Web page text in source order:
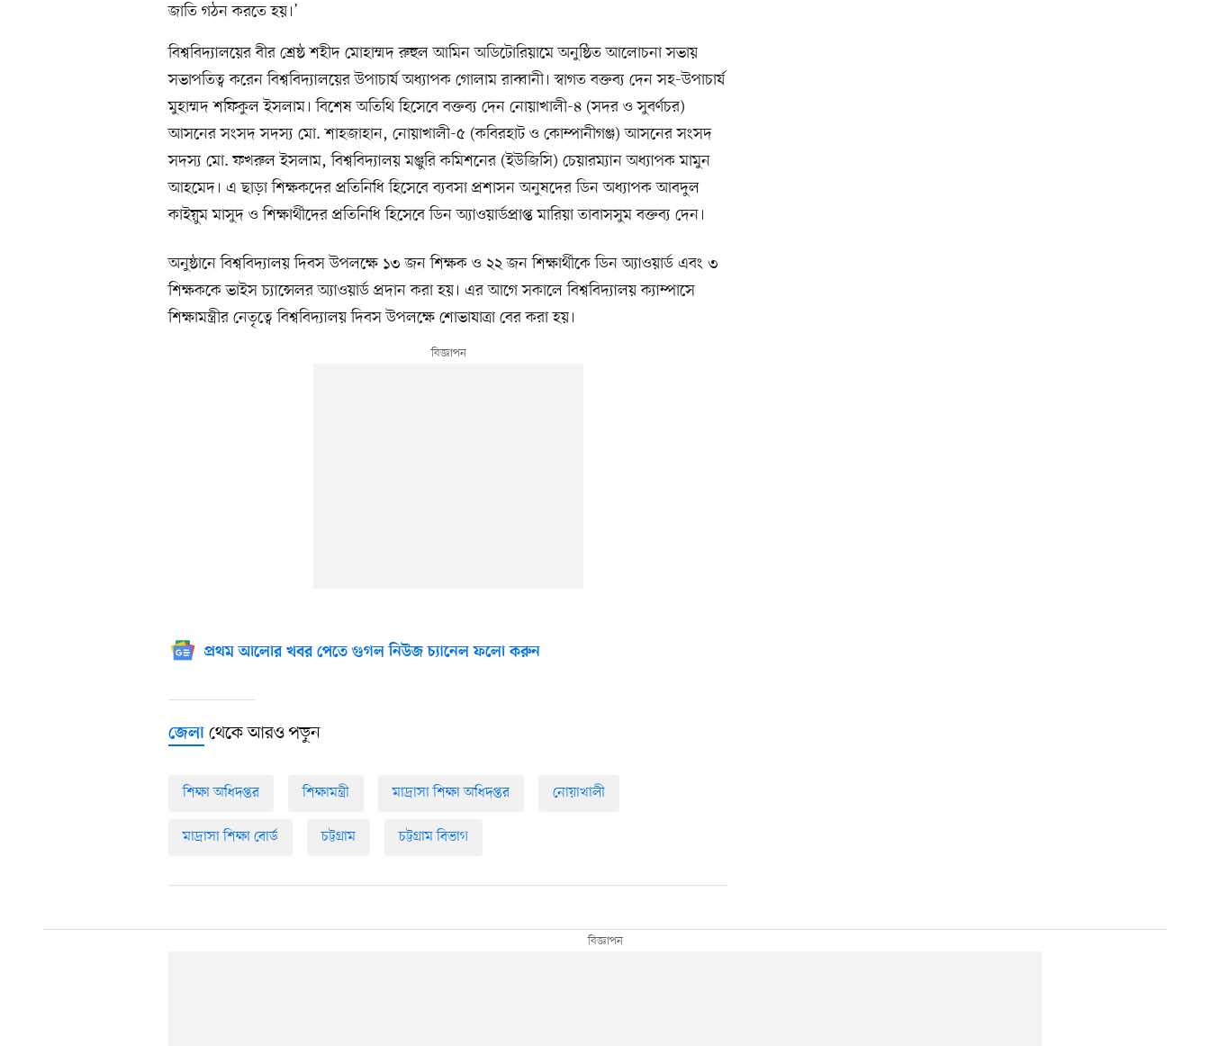
জাতি গঠন করতে হয়।’
বিশ্ববিদ্যালয়ের বীর শ্রেষ্ঠ শহীদ মোহাম্মদ রুহুল আমিন অডিটোরিয়ামে অনুষ্ঠিত আলোচনা সভায়
সভাপতিত্ব করেন বিশ্ববিদ্যালয়ের উপাচার্য অধ্যাপক গোলাম রাব্বানী। স্বাগত বক্তব্য দেন সহ-উপাচার্য
মুহাম্মদ শফিকুল ইসলাম। বিশেষ অতিথি হিসেবে বক্তব্য দেন নোয়াখালী-৪ (সদর ও সুবর্ণচর)
আসনের সংসদ সদস্য মো. শাহজাহান, নোয়াখালী-৫ (কবিরহাট ও কোম্পানীগঞ্জ) আসনের সংসদ
সদস্য মো. ফখরুল ইসলাম, বিশ্ববিদ্যালয় মঞ্জুরি কমিশনের (ইউজিসি) চেয়ারম্যান অধ্যাপক মামুন
আহমেদ। এ ছাড়া শিক্ষকদের প্রতিনিধি হিসেবে ব্যবসা প্রশাসন অনুষদের ডিন অধ্যাপক আবদুল
কাইয়ুম মাসুদ ও শিক্ষার্থীদের প্রতিনিধি হিসেবে ডিন অ্যাওয়ার্ডপ্রাপ্ত মারিয়া তাবাসসুম বক্তব্য দেন।
অনুষ্ঠানে বিশ্ববিদ্যালয় দিবস উপলক্ষে ১৩ জন শিক্ষক ও ২২ জন শিক্ষার্থীকে ডিন অ্যাওয়ার্ড এবং ৩
শিক্ষককে ভাইস চ্যান্সেলর অ্যাওয়ার্ড প্রদান করা হয়। এর আগে সকালে বিশ্ববিদ্যালয় ক্যাম্পাসে
শিক্ষামন্ত্রীর নেতৃত্বে বিশ্ববিদ্যালয় দিবস উপলক্ষে শোভাযাত্রা বের করা হয়।
প্রথম আলোর খবর পেতে গুগল নিউজ চ্যানেল ফলো করুন
জেলা থেকে আরও পড়ুন
শিক্ষা অধিদপ্তর শিক্ষামন্ত্রী মাদ্রাসা শিক্ষা অধিদপ্তর নোয়াখালী
মাদ্রাসা শিক্ষা বোর্ড চট্টগ্রাম চট্টগ্রাম বিভাগ